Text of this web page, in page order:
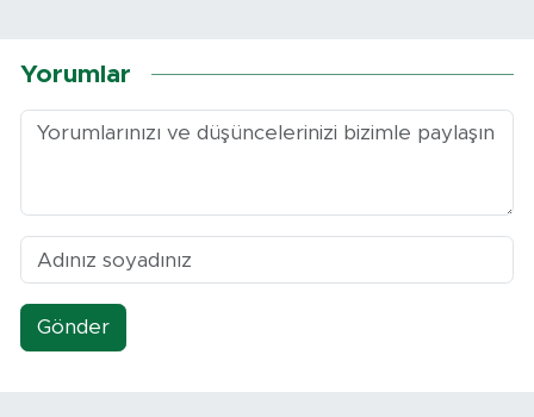
Yorumlar
Gönder